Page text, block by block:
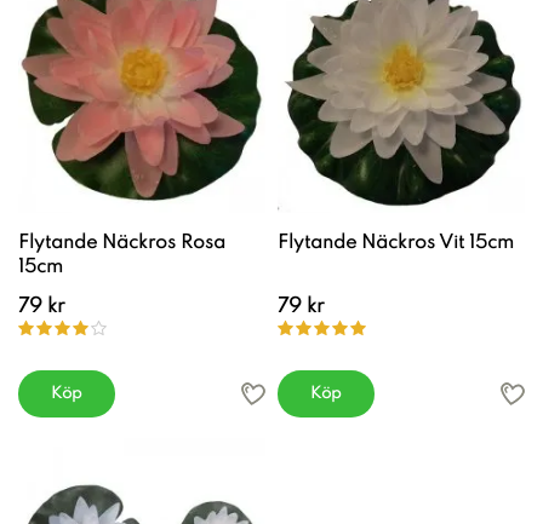
Flytande Näckros Rosa
15cm
79 kr
Köp
Flytande Näckros Vit 15cm
79 kr
Köp